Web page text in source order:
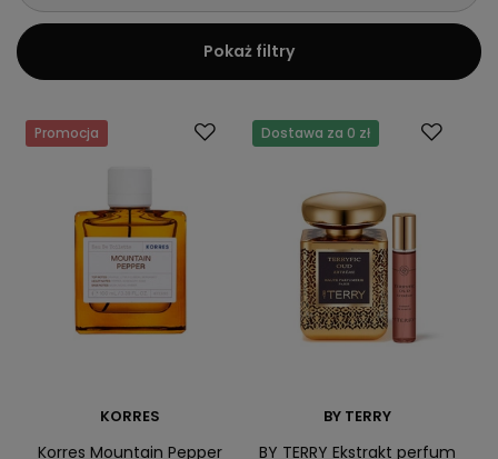
wymagający klienci. Konkurencyjne ceny i duży wybór sprostają
oczekiwania osób poszukujących nut drzewnych w perfumach.
Pokaż filtry
Promocja
KORRES
Korres Mountain Pepper
Dostawa za 0 zł
BY TERRY
BY TERRY Ekstrakt perfum